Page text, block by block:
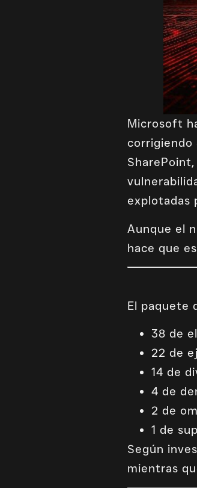
Microsoft
corrigiendo
explotadas
Aunque el
hace que
El paquete
38 de
22 de
14 de
4 de
2 de
1 de
Según
mientras